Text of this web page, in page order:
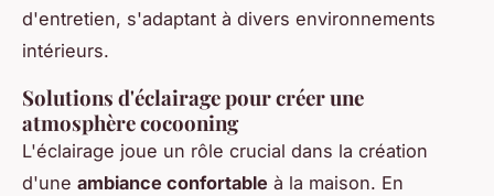
d'entretien, s'adaptant à divers environnements
intérieurs.
Solutions d'éclairage pour créer une
atmosphère cocooning
L'éclairage joue un rôle crucial dans la création
d'une ambiance confortable à la maison. En